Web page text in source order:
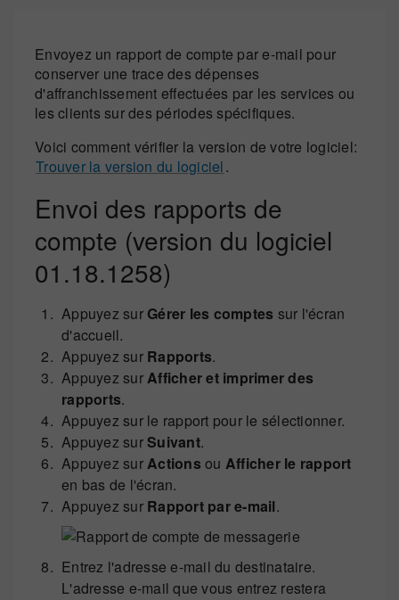
Envoyez un rapport de compte par e-mail pour
conserver une trace des dépenses
d'affranchissement effectuées par les services ou
les clients sur des périodes spécifiques.
Voici comment vérifier la version de votre logiciel:
Trouver la version du logiciel.
Envoi des rapports de
compte (version du logiciel
01.18.1258)
Appuyez sur Gérer les comptes sur l'écran
d'accueil.
Appuyez sur Rapports.
Appuyez surAfficher et imprimer des
rapports.
Appuyez sur le rapport pour le sélectionner.
Appuyez surSuivant.
Appuyez surActions ou Afficher le rapport
en bas de l'écran.
Appuyez sur Rapport par e-mail.
Entrez l'adresse e-mail du destinataire.
L'adresse e-mail que vous entrez restera